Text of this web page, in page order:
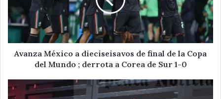
de
la
Copa
del
derrota
a
Avanza México a dieciseisavos de final de la Copa
del Mundo ; derrota a Corea de Sur 1-0
Clausura
comuna